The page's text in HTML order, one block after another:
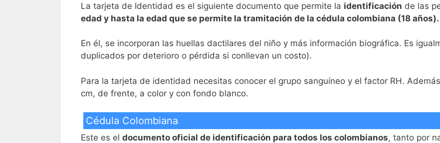
La tarjeta de Identidad es el siguiente documento que permite la identificación de las
edad y hasta la edad que se permite la tramitación de la cédula colombiana (18 años).
En él, se incorporan las huellas dactilares del niño y más información biográfica. Es
duplicados por deterioro o pérdida si conllevan un costo).
Para la tarjeta de identidad necesitas conocer el grupo sanguíneo y el factor RH.
cm, de frente, a color y con fondo blanco.
Cédula Colombiana
Este es el documento oficial de identificación para todos los colombianos, tanto por